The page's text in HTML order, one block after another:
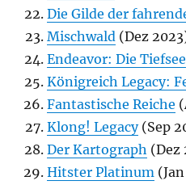
Die Gilde der
Mischwald (Dez
Endeavor: Die Tiefsee
Königreich Legacy:
Fantastische Reiche
Klong! Legacy(Sep
Der Kartograph (Dez
Hitster Platinum